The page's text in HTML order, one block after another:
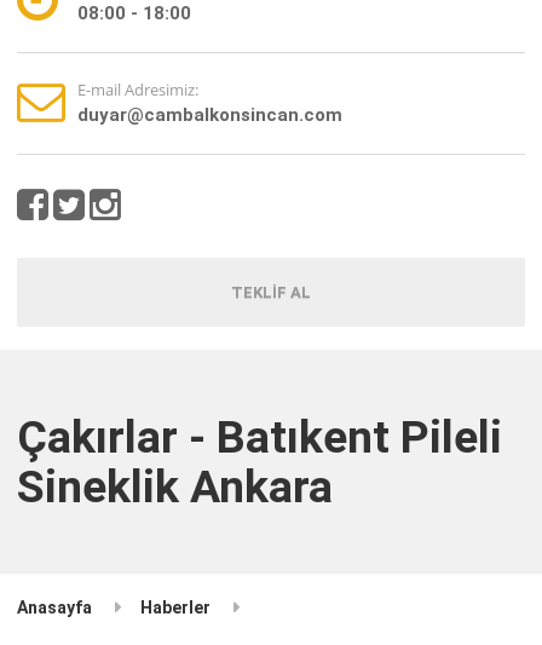
08:00 - 18:00
E-mail Adresimiz:
duyar@cambalkonsincan.com
TEKLİF AL
Çakırlar - Batıkent Pileli
Sineklik Ankara
Anasayfa Haberler